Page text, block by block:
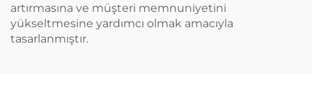
artırmasına ve müşteri memnuniyetini
yükseltmesine yardımcı olmak amacıyla
tasarlanmıştır.